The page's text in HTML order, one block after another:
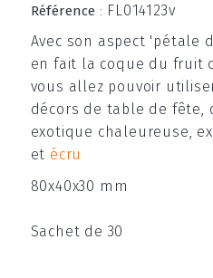
Référence : FL014123v
Avec son aspect 'pétale
en fait la coque du fruit
vous allez pouvoir
décors de table de fête,
exotique chaleureuse,
et écru
80x40x30 mm
Sachet de 30